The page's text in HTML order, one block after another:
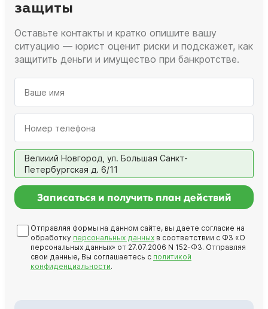
защиты
Оставьте контакты и кратко опишите вашу
ситуацию — юрист оценит риски и подскажет, как
защитить деньги и имущество при банкротстве.
Великий Новгород, ул. Большая Санкт-
Петербургская д. 6/11
Записаться и получить план действий
Отправляя формы на данном сайте, вы даете согласие на
обработку персональных данных в соответствии с ФЗ «О
персональных данных» от 27.07.2006 N 152-ФЗ. Отправляя
свои данные, Вы соглашаетесь с политикой
конфиденциальности.